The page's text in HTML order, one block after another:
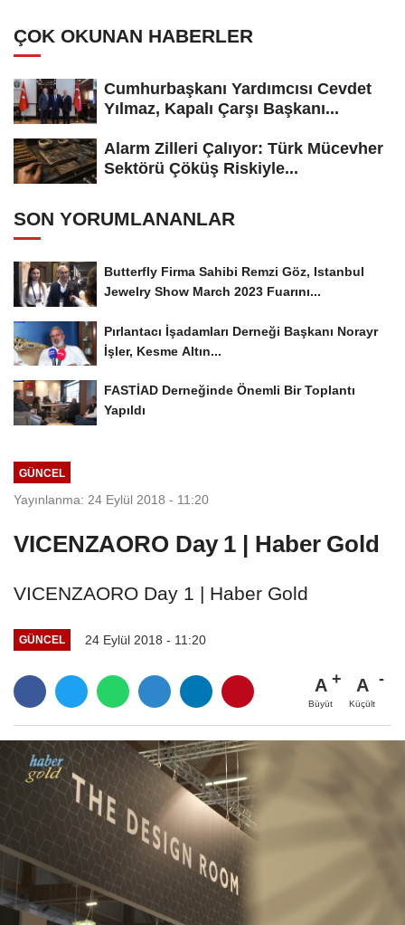
ÇOK OKUNAN HABERLER
Cumhurbaşkanı Yardımcısı Cevdet
Yılmaz, Kapalı Çarşı Başkanı...
Alarm Zilleri Çalıyor: Türk Mücevher
Sektörü Çöküş Riskiyle...
SON YORUMLANANLAR
Butterfly Firma Sahibi Remzi Göz, Istanbul
Jewelry Show March 2023 Fuarını...
Pırlantacı İşadamları Derneği Başkanı Norayr
İşler, Kesme Altın...
FASTİAD Derneğinde Önemli Bir Toplantı
Yapıldı
GÜNCEL
Yayınlanma: 24 Eylül 2018 - 11:20
VICENZAORO Day 1 | Haber Gold
VICENZAORO Day 1 | Haber Gold
GÜNCEL 24 Eylül 2018 - 11:20
A
Büyüt
A
Küçült